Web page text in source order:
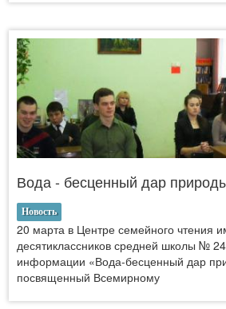
Вода - бесценный дар
Новость
20 марта в Центре семейного чтения
десятиклассников средней школы №
информации «Вода-бесценный дар
посвященный Всемирному